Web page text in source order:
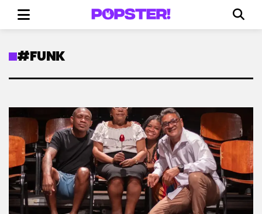
#FUNK